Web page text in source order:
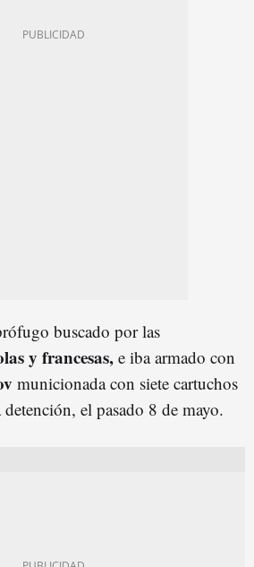
buscado por las
y francesas, e iba armado con
municionada con siete cartuchos
el pasado 8 de mayo.